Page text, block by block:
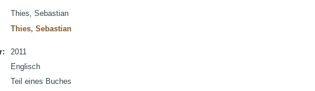
Thies, Sebastian
Thies, Sebastian
2011
Englisch
Teil eines Buches